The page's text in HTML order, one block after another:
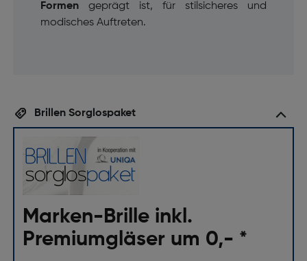
Formengeprägt ist, für stilsicheres und
modisches Auftreten.
Brillen Sorglospaket
Marken-Brille inkl.
Premiumgläser um 0,- *